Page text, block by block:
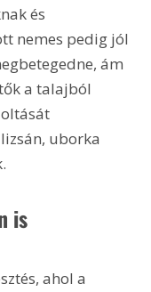
és
nemes pedig jól
ám
a talajból
uborka
is
ahol a